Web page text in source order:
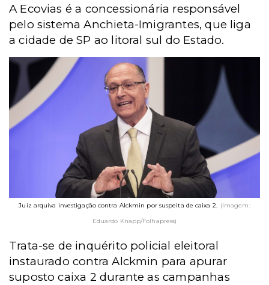
A Ecovias é a concessionária responsável
pelo sistema Anchieta-Imigrantes, que liga
a cidade de SP ao litoral sul do Estado.
Juiz arquiva investigação contra Alckmin por suspeita de caixa 2. (Imagem:
Eduardo Knapp/Folhapress)
Trata-se de inquérito policial eleitoral
instaurado contra Alckmin para apurar
suposto caixa 2 durante as campanhas